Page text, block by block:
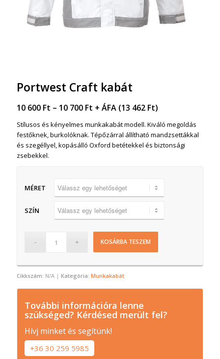
Portwest Craft kabát
10 600 Ft – 10 700 Ft + ÁFA (13 462 Ft)
Stílusos és kényelmes munkakabát modell. Kiváló megoldás
festőknek, burkolóknak. Tépőzárral állítható mandzsettákkal
és szegéllyel, kopásálló Oxford betétekkel és biztonsági
zsebekkel.
MÉRET
SZÍN
KOSÁRBA TESZEM
Cikkszám: N/A Kategória: Munkakabát
További információra lenne
szükséged? Kérdésed merült fel?
Hívj minket és segítünk!
+36 30 259 5985